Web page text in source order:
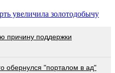
увеличила золотодобычу
причину поддержки
обернулся "порталом в ад"